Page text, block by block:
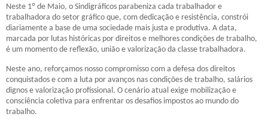
Neste 1º de Maio, o Sindigráficos parabeniza cada trabalhador e
trabalhadora do setor gráfico que, com dedicação e resistência, constrói
diariamente a base de uma sociedade mais justa e produtiva. A data,
marcada por lutas históricas por direitos e melhores condições de trabalho,
é um momento de reflexão, união e valorização da classe trabalhadora.
Neste ano, reforçamos nosso compromisso com a defesa dos direitos
conquistados e com a luta por avanços nas condições de trabalho, salários
dignos e valorização profissional. O cenário atual exige mobilização e
consciência coletiva para enfrentar os desafios impostos ao mundo do
trabalho.